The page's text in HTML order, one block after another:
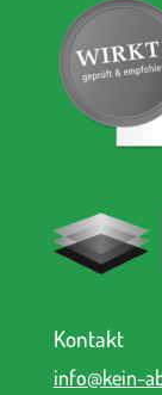
Kontakt
info@kein-